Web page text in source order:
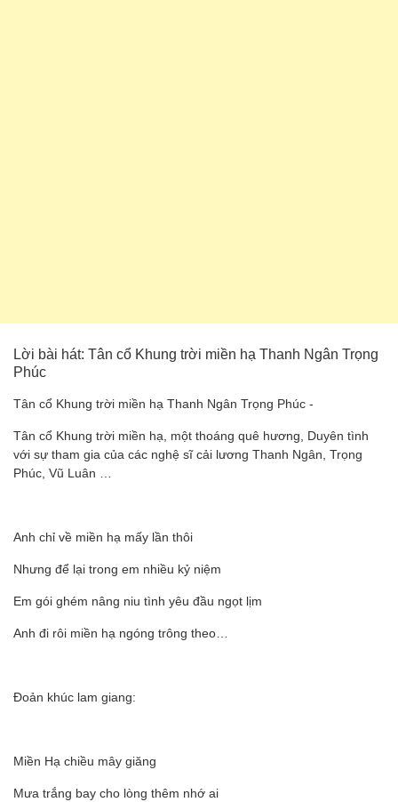
Lời bài hát: Tân cổ Khung trời miền hạ Thanh Ngân Trọng
Phúc
Tân cổ Khung trời miền hạ Thanh Ngân Trọng Phúc -
Tân cổ Khung trời miền hạ, một thoáng quê hương, Duyên tình
với sự tham gia của các nghệ sĩ cải lương Thanh Ngân, Trọng
Phúc, Vũ Luân …
Anh chỉ về miền hạ mấy lần thôi
Nhưng để lại trong em nhiều kỷ niệm
Em gói ghém nâng niu tình yêu đầu ngọt lịm
Anh đi rôi miền hạ ngóng trông theo…
Đoản khúc lam giang:
Miền Hạ chiều mây giăng
Mưa trắng bay cho lòng thêm nhớ ai